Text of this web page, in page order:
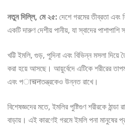
নতুন দিল্লি, মে ২৫:দেশে গরমের তীব্রতা এবং
একটি দারুণ দেশীয় পানীয়, যা স্বাদের পাশাপাশি
খট্টি ইমলি, গুড়, পুদিনা এবং বিভিন্ন মসলা
করা হয়ে আসছে। আয়ুর্বেদে এটিকে শরীরের
এবং পाचनতন্ত্রকেও উন্নত রাখে।
বিশেষজ্ঞদের মতে, ইমলির পুষ্টিগুণ শরীরকে
বাড়ায়। এই কারণেই গরমে ইমলি পনা মানুষের